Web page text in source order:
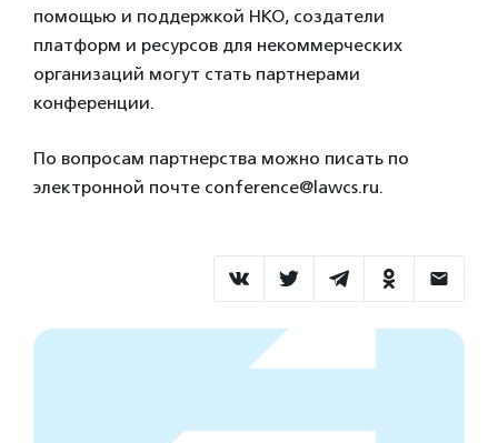
помощью и поддержкой НКО, создатели
платформ и ресурсов для некоммерческих
организаций могут стать партнерами
конференции.
По вопросам партнерства можно писать по
электронной почте conference@lawcs.ru.